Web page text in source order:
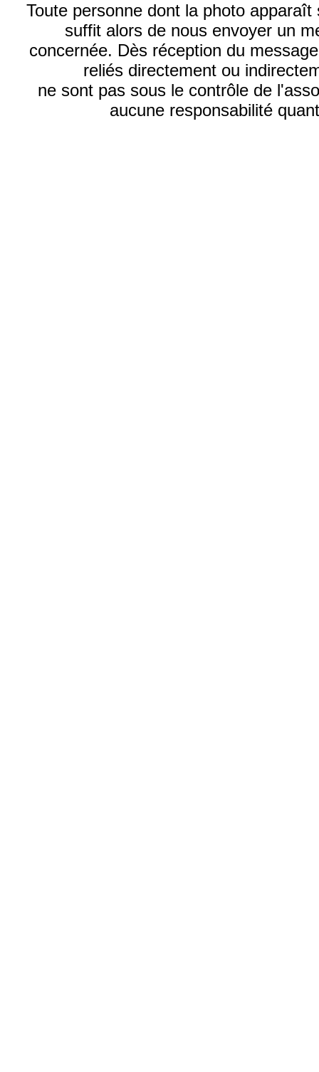
Toute personne dont la photo
suffit alors de nous envoyer un
concernée. Dès réception du
reliés directement ou
ne sont pas sous le contrôle de
aucune responsabilité